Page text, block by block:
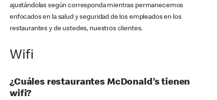
ajustándolas según corresponda mientras permanecemos
enfocados en la salud y seguridad de los empleados en los
restaurantes y de ustedes, nuestros clientes.
Wifi
¿Cuáles restaurantes McDonald’s tienen
wifi?